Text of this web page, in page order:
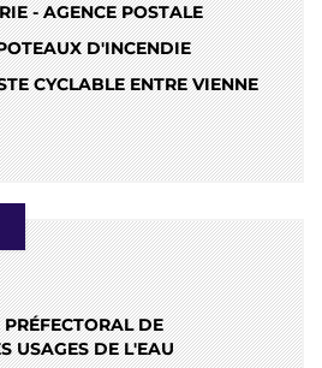
- AGENCE POSTALE
D'INCENDIE
CYCLABLE ENTRE VIENNE
DE
USAGES DE L'EAU